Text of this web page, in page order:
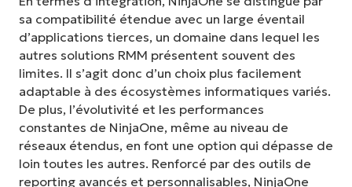
sa compatibilité étendue avec un large éventail
d’applications tierces, un domaine dans lequel les
autres solutions RMM présentent souvent des
limites. Il s’agit donc d’un choix plus facilement
adaptable à des écosystèmes informatiques variés.
De plus, l’évolutivité et les performances
constantes de NinjaOne, même au niveau de
réseaux étendus, en font une option qui dépasse de
loin toutes les autres. Renforcé par des outils de
reporting avancés et personnalisables, NinjaOne